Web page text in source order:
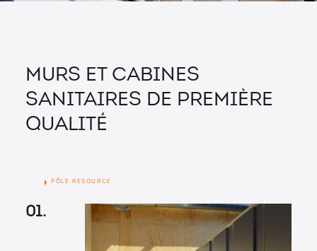
Murs et cabines
sanitaires de première
qualité
Pôle REsource
01.